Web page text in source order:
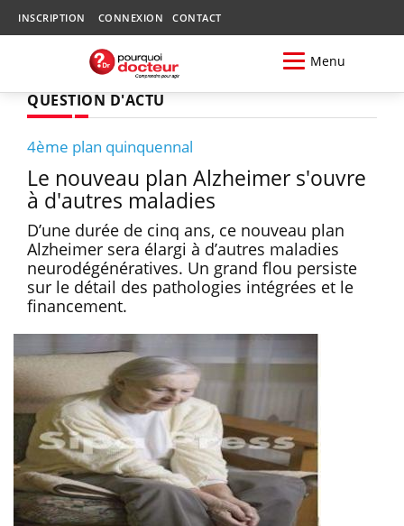
INSCRIPTION CONNEXION CONTACT
Menu
QUESTION D'ACTU
4ème plan quinquennal
Le nouveau plan Alzheimer s'ouvre
à d'autres maladies
D’une durée de cinq ans, ce nouveau plan
Alzheimer sera élargi à d’autres maladies
neurodégénératives. Un grand flou persiste
sur le détail des pathologies intégrées et le
financement.